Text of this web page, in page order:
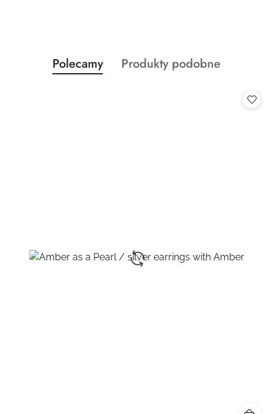
Pomiń karuzelę produktów
Produkty
o
Polecamy
Produkty
Produkty podobne